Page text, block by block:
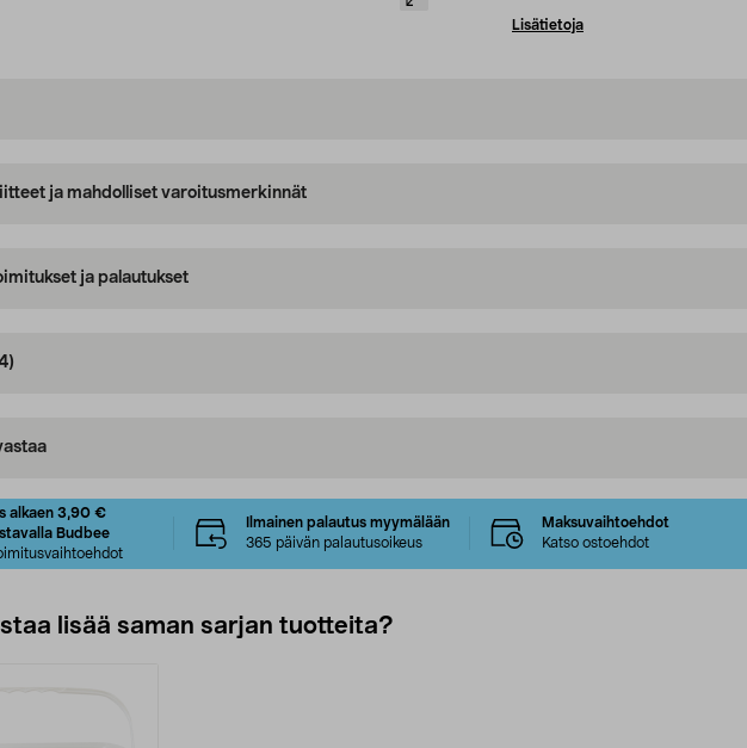
Lisätietoja
ja mahdolliset varoitusmerkinnät
ja palautukset
alkaen 3,90 €
Budbee
Ilmainen palautus myymälään
365 päivän palautusoikeus
Maksuvaihtoehdot
Katso ostoehdot
lisää saman sarjan tuotteita?